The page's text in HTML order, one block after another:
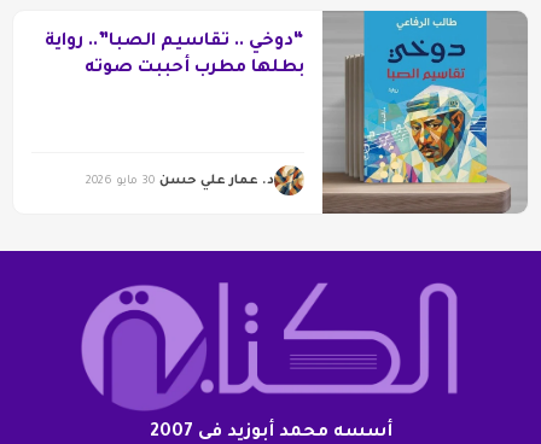
“دوخي .. تقاسيم الصبا”.. رواية
بطلها مطرب أحببت صوته
د. عمار علي حسن 30 مايو 2026
أسسه محمد أبوزيد فى 2007